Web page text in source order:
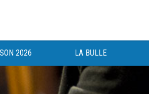
2026 LA BULLE